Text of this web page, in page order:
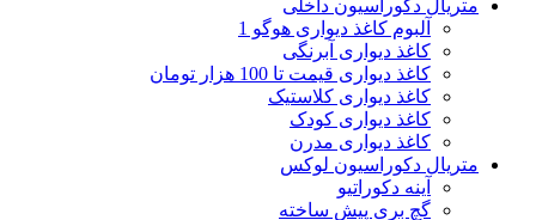
متریال دکوراسیون داخلی
آلبوم کاغذ دیواری هوگو 1
کاغذ دیواری آبرنگی
کاغذ دیواری قیمت تا 100 هزار تومان
کاغذ دیواری کلاستیک
کاغذ دیواری کودک
کاغذ دیواری مدرن
متریال دکوراسیون لوکس
آینه دکوراتیو
گچ بری پیش ساخته